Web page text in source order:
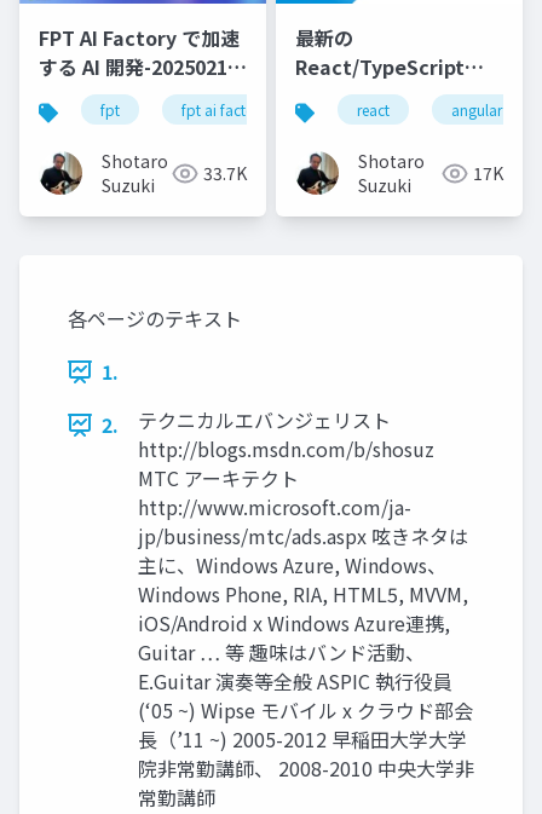
FPT AI Factory で加速
する AI 開発-20250213-
公開版fpt fpt ai factory generative ai azure
Shotaro
Suzuki
33.7K
最新の
React/TypeScript
SPA テンプレートを
.NET 8 で試してみよう
react angular
Shotaro
Suzuki
17K
各ページのテキスト
1.
2.
テクニカルエバンジェリスト
http://blogs.msdn.com/b/shosuz
MTC アーキテクト
http://www.microsoft.com/ja-
jp/business/mtc/ads.aspx 呟きネタは
主に、Windows Azure, Windows、
Windows Phone, RIA, HTML5, MVVM,
iOS/Android x Windows Azure連携,
Guitar … 等 趣味はバンド活動、
E.Guitar 演奏等全般 ASPIC 執行役員
(‘05 ~) Wipse モバイル x クラウド部会
長（’11 ~) 2005-2012 早稲田大学大学
院非常勤講師、 2008-2010 中央大学非
常勤講師